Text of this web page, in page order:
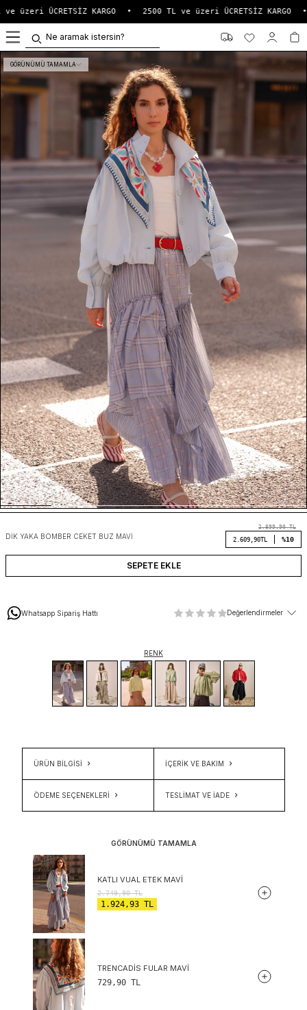
üzeri ÜCRETSİZ KARGO 2500 TL ve üzeri ÜCRETSİZ KARGO
GÖRÜNÜMÜ TAMAMLA
DIK YAKA BOMBER CEKET BUZ MAVI
2.899,90TL
2.609,90TL %10
SEPETE EKLE
Whatsapp Sipariş Hattı Değerlendirmeler
RENK
ÜRÜN BİLGİSİ İÇERIK VE BAKIM
ÖDEME SEÇENEKLERI TESLIMAT VE İADE
GÖRÜNÜMÜ TAMAMLA
KATLI VUAL ETEK MAVI
2.749,90TL
1.924,93 TL
TRENCADIS FULAR MAVI
729,90 TL